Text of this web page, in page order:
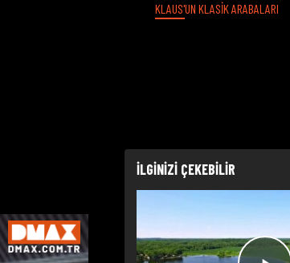
KLAUS'UN KLASİK ARABALARI
İLGİNİZİ ÇEKEBİLİR